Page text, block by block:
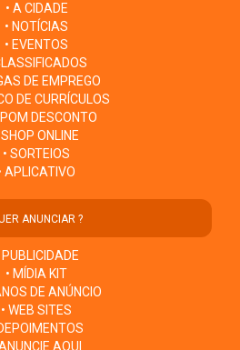
• A CIDADE
• NOTÍCIAS
• EVENTOS
DE EMPREGO
DE CURRÍCULOS
DESCONTO
SHOP ONLINE
• SORTEIOS
APLICATIVO
ANUNCIAR ?
PUBLICIDADE
• MÍDIA KIT
DE ANÚNCIO
• WEB SITES
AQUI